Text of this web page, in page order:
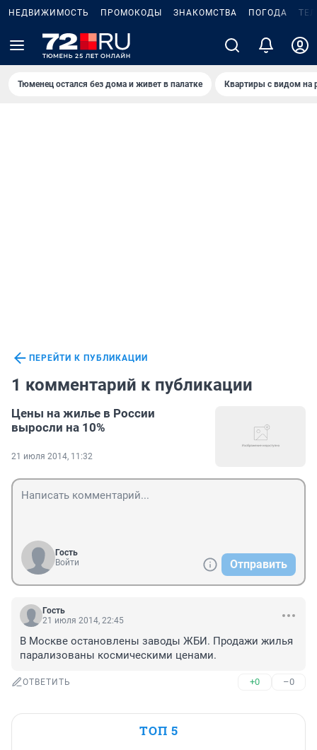
НЕДВИЖИМОСТЬ ПРОМОКОДЫ ЗНАКОМСТВА ПОГОДА
Тюменец остался без дома и живет в палатке Квартиры с видом на
ПЕРЕЙТИ К ПУБЛИКАЦИИ
1 комментарий к публикации
Цены на жилье в России
выросли на 10%
21 июля 2014, 11:32
Гость
Войти
Отправить
Гость
21 июля 2014, 22:45
В Москве остановлены заводы ЖБИ. Продажи жилья
парализованы космическими ценами.
ОТВЕТИТЬ +0 –0
ТОП 5